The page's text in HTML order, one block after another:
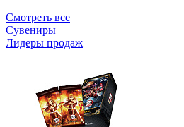
Смотреть все
Сувениры
Лидеры продаж